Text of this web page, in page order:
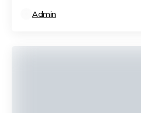
Admin